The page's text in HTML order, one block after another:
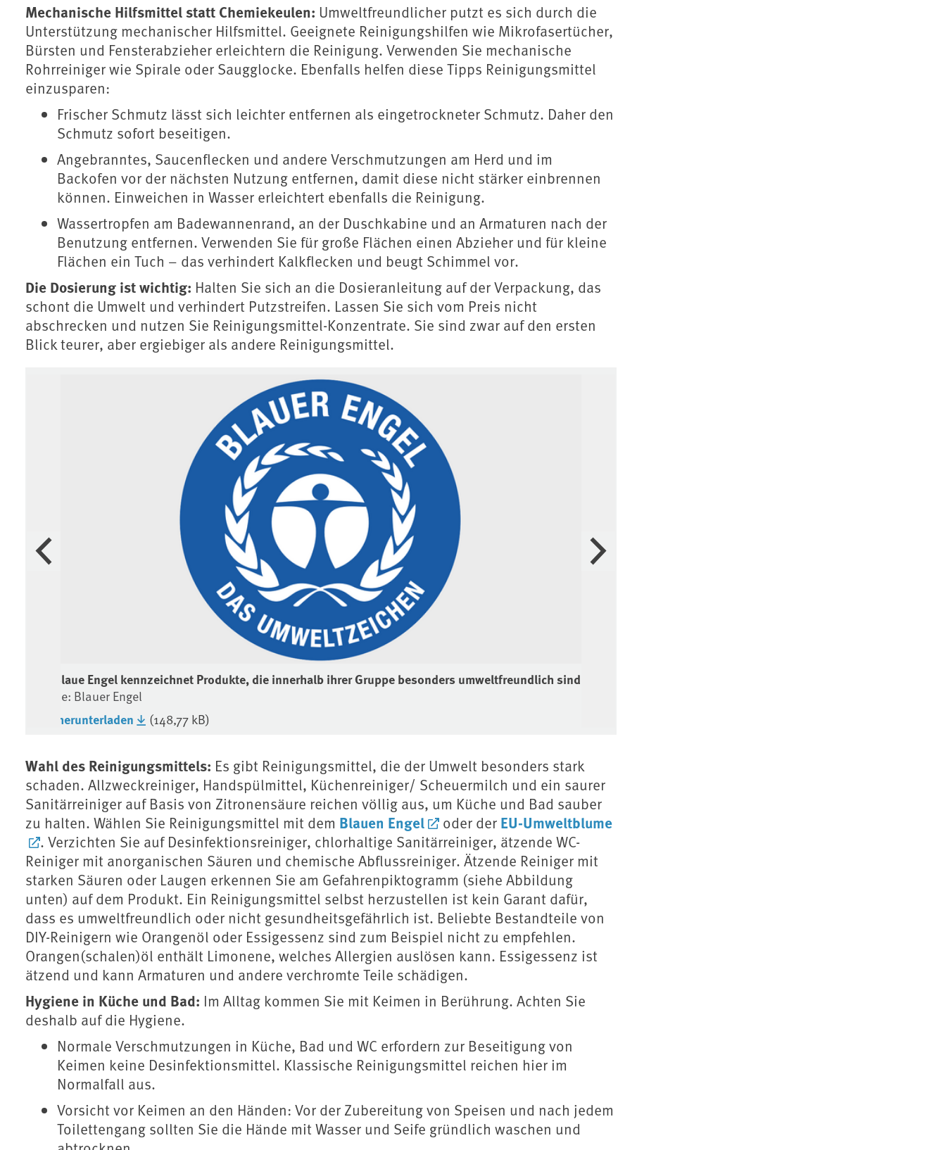
Mechanische Hilfsmittel statt Chemiekeulen: Umweltfreundlicher putzt es sich durch die
Unterstützung mechanischer Hilfsmittel. Geeignete Reinigungshilfen wie Mikrofasertücher,
Bürsten und Fensterabzieher erleichtern die Reinigung. Verwenden Sie mechanische
Rohrreiniger wie Spirale oder Saugglocke. Ebenfalls helfen diese Tipps Reinigungsmittel
einzusparen:
Frischer Schmutz lässt sich leichter entfernen als eingetrockneter Schmutz. Daher den
Schmutz sofort beseitigen.
Angebranntes, Saucenflecken und andere Verschmutzungen am Herd und im
Backofen vor der nächsten Nutzung entfernen, damit diese nicht stärker einbrennen
können. Einweichen in Wasser erleichtert ebenfalls die Reinigung.
Wassertropfen am Badewannenrand, an der Duschkabine und an Armaturen nach der
Benutzung entfernen. Verwenden Sie für große Flächen einen Abzieher und für kleine
Flächen ein Tuch – das verhindert Kalkflecken und beugt Schimmel vor.
Die Dosierung ist wichtig: Halten Sie sich an die Dosieranleitung auf der Verpackung, das
schont die Umwelt und verhindert Putzstreifen. Lassen Sie sich vom Preis nicht
abschrecken und nutzen Sie Reinigungsmittel-Konzentrate. Sie sind zwar auf den ersten
Blick teurer, aber ergiebiger als andere Reinigungsmittel.
Der Blaue Engel kennzeichnet Produkte, die innerhalb ihrer Gruppe besonders umweltfreundlich sind.
Quelle: Blauer Engel
Bild herunterladen (148,77 kB)
Weiter
Vorherige
Wahl des Reinigungsmittels: Es gibt Reinigungsmittel, die der Umwelt besonders stark
schaden. Allzweckreiniger, Handspülmittel, Küchenreiniger/ Scheuermilch und ein saurer
Sanitärreiniger auf Basis von Zitronensäure reichen völlig aus, um Küche und Bad sauber
zu halten. Wählen Sie Reinigungsmittel mit dem Blauen Engel oder der EU-Umweltblume
. Verzichten Sie auf Desinfektionsreiniger, chlorhaltige Sanitärreiniger, ätzende WC-
Reiniger mit anorganischen Säuren und chemische Abflussreiniger. Ätzende Reiniger mit
starken Säuren oder Laugen erkennen Sie am Gefahrenpiktogramm (siehe Abbildung
unten) auf dem Produkt. Ein Reinigungsmittel selbst herzustellen ist kein Garant dafür,
dass es umweltfreundlich oder nicht gesundheitsgefährlich ist. Beliebte Bestandteile von
DIY-Reinigern wie Orangenöl oder Essigessenz sind zum Beispiel nicht zu empfehlen.
Orangen(schalen)öl enthält Limonene, welches Allergien auslösen kann. Essigessenz ist
ätzend und kann Armaturen und andere verchromte Teile schädigen.
Hygiene in Küche und Bad: Im Alltag kommen Sie mit Keimen in Berührung. Achten Sie
deshalb auf die Hygiene.
Normale Verschmutzungen in Küche, Bad und WC erfordern zur Beseitigung von
Keimen keine Desinfektionsmittel. Klassische Reinigungsmittel reichen hier im
Normalfall aus.
Vorsicht vor Keimen an den Händen: Vor der Zubereitung von Speisen und nach jedem
Toilettengang sollten Sie die Hände mit Wasser und Seife gründlich waschen und